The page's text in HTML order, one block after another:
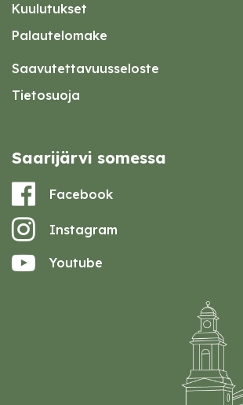
Kuulutukset
Palautelomake
Saavutettavuusseloste
Tietosuoja
Saarijärvi somessa
Facebook
Instagram
Youtube